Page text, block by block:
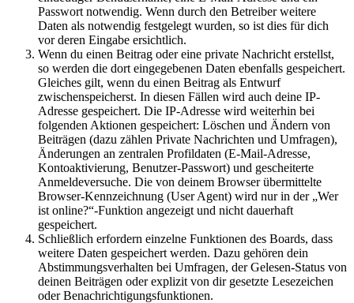
Passwort notwendig. Wenn durch den Betreiber weitere
Daten als notwendig festgelegt wurden, so ist dies für dich
vor deren Eingabe ersichtlich.
Wenn du einen Beitrag oder eine private Nachricht erstellst,
so werden die dort eingegebenen Daten ebenfalls gespeichert.
Gleiches gilt, wenn du einen Beitrag als Entwurf
zwischenspeicherst. In diesen Fällen wird auch deine IP-
Adresse gespeichert. Die IP-Adresse wird weiterhin bei
folgenden Aktionen gespeichert: Löschen und Ändern von
Beiträgen (dazu zählen Private Nachrichten und Umfragen),
Änderungen an zentralen Profildaten (E-Mail-Adresse,
Kontoaktivierung, Benutzer-Passwort) und gescheiterte
Anmeldeversuche. Die von deinem Browser übermittelte
Browser-Kennzeichnung (User Agent) wird nur in der „Wer
ist online?“-Funktion angezeigt und nicht dauerhaft
gespeichert.
Schließlich erfordern einzelne Funktionen des Boards, dass
weitere Daten gespeichert werden. Dazu gehören dein
Abstimmungsverhalten bei Umfragen, der Gelesen-Status von
deinen Beiträgen oder explizit von dir gesetzte Lesezeichen
oder Benachrichtigungsfunktionen.